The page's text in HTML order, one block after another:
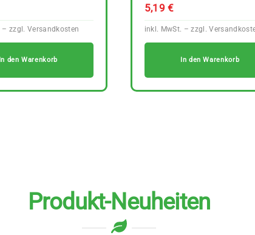
In den Warenkorb
5,19€
In den Warenkorb
Produkt-Neuheiten